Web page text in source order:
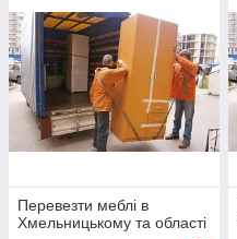
Перевезти меблі в
Хмельницькому та області